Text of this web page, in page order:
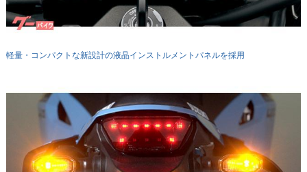
軽量・コンパクトな新設計の液晶インストルメントパネルを採用